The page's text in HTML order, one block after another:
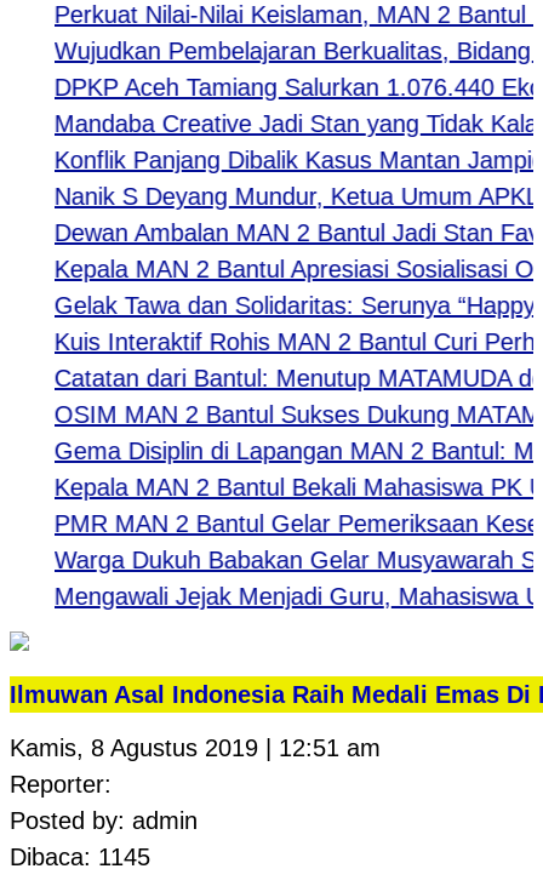
Perkuat Nilai-Nilai Keislaman, MAN 2 Bantul
Wujudkan Pembelajaran Berkualitas, Bidang
DPKP Aceh Tamiang Salurkan 1.076.440 Ekor
Mandaba Creative Jadi Stan yang Tidak Kalah
Konflik Panjang Dibalik Kasus Mantan
Nanik S Deyang Mundur, Ketua Umum APKLI-
Dewan Ambalan MAN 2 Bantul Jadi Stan
Kepala MAN 2 Bantul Apresiasi Sosialisasi
Gelak Tawa dan Solidaritas: Serunya “Happy
Kuis Interaktif Rohis MAN 2 Bantul Curi
Catatan dari Bantul: Menutup MATAMUDA
OSIM MAN 2 Bantul Sukses Dukung
Gema Disiplin di Lapangan MAN 2 Bantul:
Kepala MAN 2 Bantul Bekali Mahasiswa PK
PMR MAN 2 Bantul Gelar Pemeriksaan
Warga Dukuh Babakan Gelar Musyawarah
Mengawali Jejak Menjadi Guru, Mahasiswa
Ilmuwan Asal Indonesia Raih Medali Emas
Kamis, 8 Agustus 2019 | 12:51 am
Reporter:
Posted by: admin
Dibaca: 1145